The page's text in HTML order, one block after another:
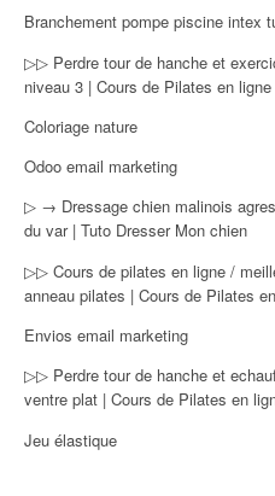
Branchement pompe piscine intex
▷▷ Perdre tour de hanche et
niveau 3 | Cours de Pilates en ligne
Coloriage nature
Odoo email marketing
▷ → Dressage chien malinois
du var | Tuto Dresser Mon chien
▷▷ Cours de pilates en ligne /
anneau pilates | Cours de Pilates
Envios email marketing
▷▷ Perdre tour de hanche et
ventre plat | Cours de Pilates en
Jeu élastique